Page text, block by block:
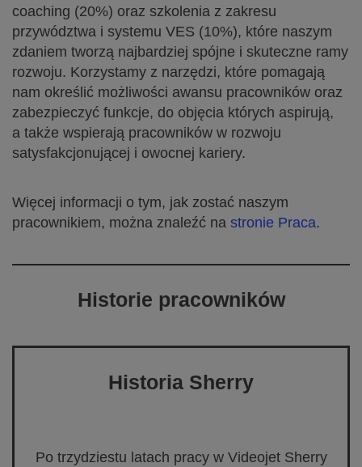
coaching (20%) oraz szkolenia z zakresu
przywództwa i systemu VES (10%), które naszym
zdaniem tworzą najbardziej spójne i skuteczne ramy
rozwoju. Korzystamy z narzędzi, które pomagają
nam określić możliwości awansu pracowników oraz
zabezpieczyć funkcje, do objęcia których aspirują,
a także wspierają pracowników w rozwoju
satysfakcjonującej i owocnej kariery.
Więcej informacji o tym, jak zostać naszym
pracownikiem, można znaleźć na stronie Praca.
Historie pracowników
Historia Sherry
Po trzydziestu latach pracy w Videojet Sherry